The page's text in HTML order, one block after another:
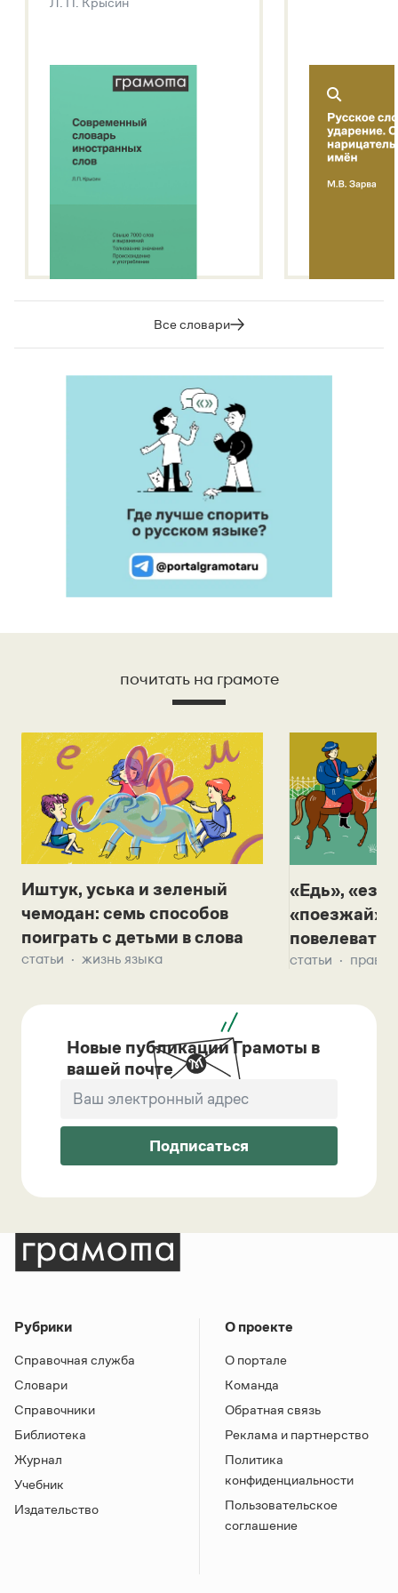
Все словари
почитать на грамоте
Иштук, уська и зеленый
чемодан: семь способов
поиграть с детьми в слова
статьи жизнь языка
«Едь»,
«поезжай»?
повелевать
статьи
Новые публикации Грамоты в
вашей почте
Подписаться
Рубрики
Справочная служба
Словари
Справочники
Библиотека
Журнал
Учебник
Издательство
О проекте
О портале
Команда
Обратная связь
Реклама и партнерство
Политика
конфиденциальности
Пользовательское
соглашение